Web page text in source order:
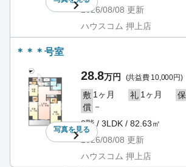
2026/08/08 更新
ハウスコム 押上店
＊＊＊号室
写真を見る
28.8万円 (共益費 10,000円)
敷 1ヶ月 礼 1ヶ月 保
償 －
8階 / 3LDK / 82.63㎡
2026/08/08 更新
ハウスコム 押上店